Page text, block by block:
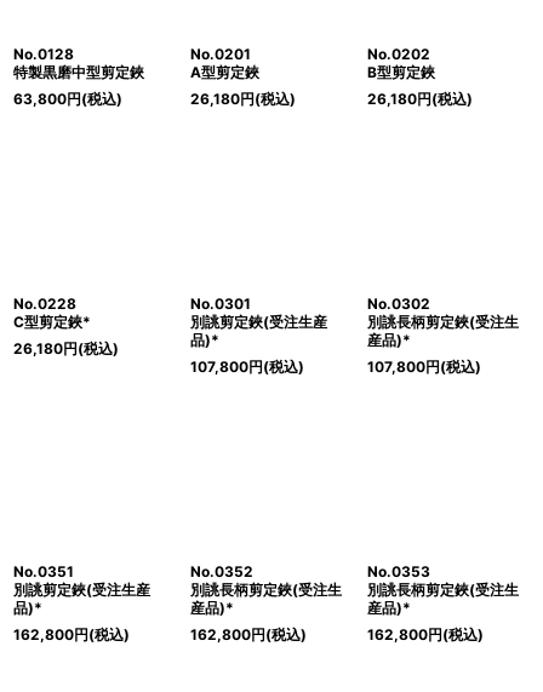
No.0128
特製黒磨中型剪定鋏
63,800円(税込)
No.0201
A型剪定鋏
26,180円(税込)
No.0202
B型剪定鋏
26,180円(税込)
No.0228
C型剪定鋏*
26,180円(税込)
No.0301
別誂剪定鋏(受注生産
品)*
107,800円(税込)
No.0302
別誂長柄剪定鋏(受注生
産品)*
107,800円(税込)
No.0351
別誂剪定鋏(受注生産
品)*
162,800円(税込)
No.0352
別誂長柄剪定鋏(受注生
産品)*
162,800円(税込)
No.0353
別誂長柄剪定鋏(受注生
産品)*
162,800円(税込)